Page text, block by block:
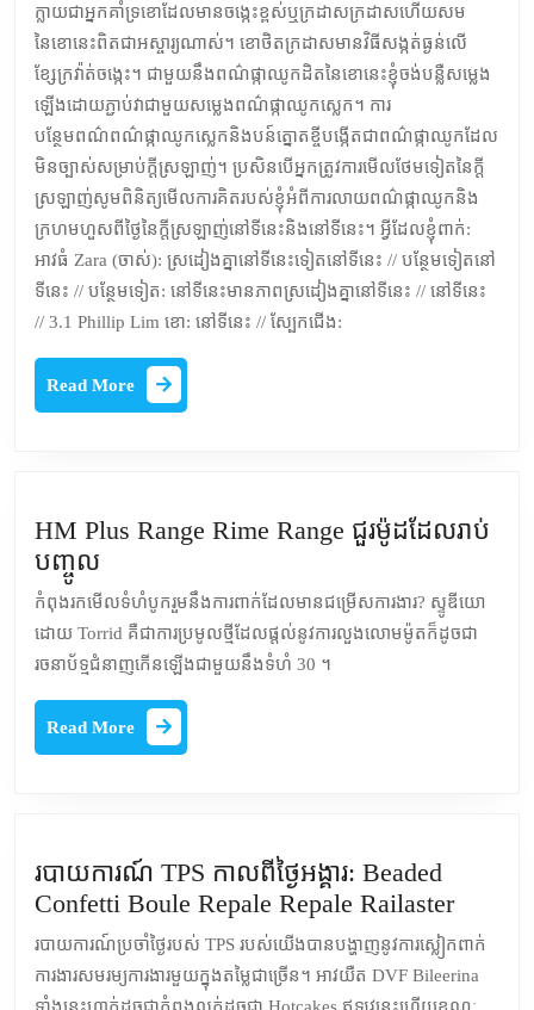
ក្លាយជាអ្នកគាំទ្រខោដែលមានចង្កេះខ្ពស់ឬក្រដាសក្រដាសហើយសម
នៃខោនេះពិតជាអស្ចារ្យណាស់។ ខោថិតក្រដាសមានវិធីសង្កត់ធ្ងន់លើ
ខ្សែក្រវ៉ាត់ចង្កេះ។ ជាមួយនឹងពណ៌ផ្កាឈូកដិតនៃខោនេះខ្ញុំចង់បន្លឺសម្លេង
ឡើងដោយភ្ជាប់វាជាមួយសម្លេងពណ៌ផ្កាឈូកស្លេក។ ការ
បន្ថែមពណ៌ពណ៌ផ្កាឈូកស្លេកនិងបន៍ត្នោតខ្ចីបង្កើតជាពណ៌ផ្កាឈូកដែល
មិនច្បាស់សម្រាប់ក្តីស្រឡាញ់។ ប្រសិនបើអ្នកត្រូវការមើលថែមទៀតនៃក្តី
ស្រឡាញ់សូមពិនិត្យមើលការគិតរបស់ខ្ញុំអំពីការលាយពណ៌ផ្កាឈូកនិង
ក្រហមហួសពីថ្ងៃនៃក្តីស្រឡាញ់នៅទីនេះនិងនៅទីនេះ។ អ្វីដែលខ្ញុំពាក់:
អាវធំ Zara (ចាស់): ស្រដៀងគ្នានៅទីនេះទៀតនៅទីនេះ // បន្ថែមទៀតនៅ
ទីនេះ // បន្ថែមទៀត: នៅទីនេះមានភាពស្រដៀងគ្នានៅទីនេះ // នៅទីនេះ
// 3.1 Phillip Lim ខោ: នៅទីនេះ // ស្បែកជើង:
Read More
More
HM Plus Range Rime Range ជួរម៉ូដដែលរាប់
បញ្ចូល
Plus
Range
Rime
Range
ជួរ
កំពុងរកមើលទំហំបូករួមនឹងការពាក់ដែលមានជម្រើសការងារ? ស្ទូឌីយោ
ដោយ Torrid គឺជាការប្រមូលថ្មីដែលផ្តល់នូវការលួងលោមម៉ូតក៏ដូចជា
រចនាប័ទ្មជំនាញកើនឡើងជាមួយនឹងទំហំ 30 ។
Read More
More
របាយការណ៍ TPS កាលពីថ្ងៃអង្គារ: Beaded
Confetti Boule Repale Repale Railasterរបាយ
ការណ៍
TPS
កាលពី
របាយការណ៍ប្រចាំថ្ងៃរបស់ TPS របស់យើងបានបង្ហាញនូវការស្លៀកពាក់
ការងារសមរម្យការងារមួយក្នុងតម្លៃជាច្រើន។ អាវយឺត DVF Bileerina
ទាំងនេះហាក់ដូចជាកំពុងលក់ដូចជា Hotcakes ឥឡូវនេះហើយខណៈ